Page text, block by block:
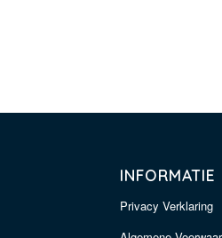
INFORMATIE
Privacy Verklaring